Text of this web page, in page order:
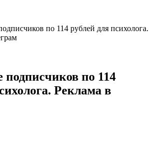
по 114 рублей для психолога.
подписчиков по 114
Реклама в